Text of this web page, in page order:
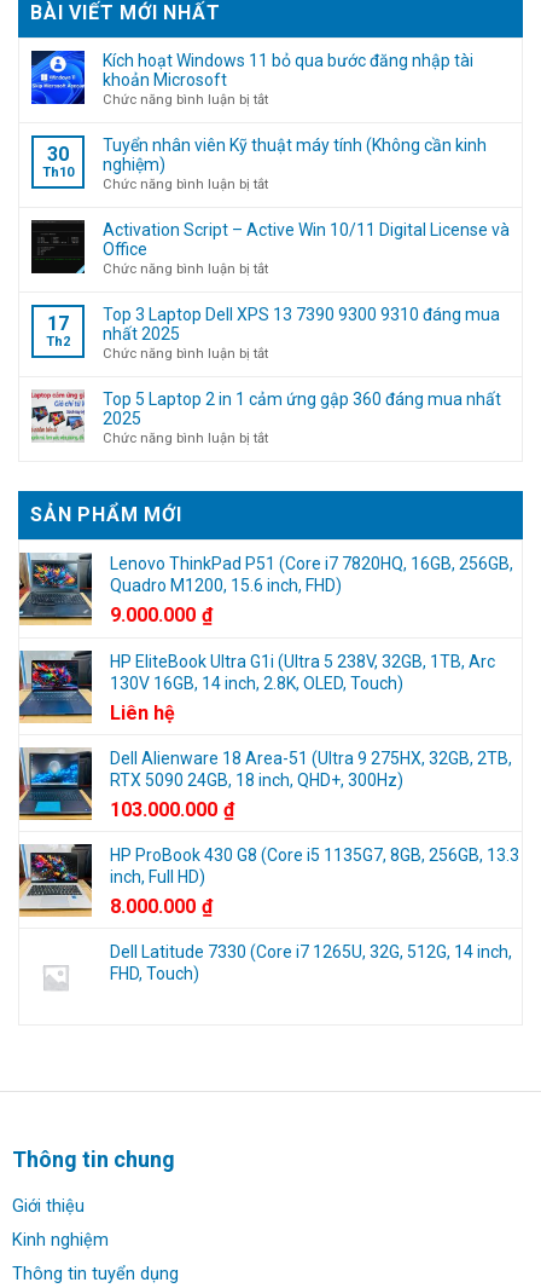
BÀI VIẾT MỚI NHẤT
Kích hoạt Windows 11 bỏ qua bước đăng nhập tài
khoản Microsoft
Chức năng bình luận bị tắtở
hoạt
11
qua
đăng
tài
khoản
30
Th10
Tuyển nhân viên Kỹ thuật máy tính (Không cần kinh
nghiệm)
Chức năng bình luận bị tắtở
nhân
Kỹ
máy
(Không
kinh
nghiệm)
Activation Script – Active Win 10/11 Digital License và
Office
Chức năng bình luận bị tắtở
Script
Active
10/11
License
17
Th2
Top 3 Laptop Dell XPS 13 7390 9300 9310 đáng mua
nhất 2025
Chức năng bình luận bị tắtở
3
Dell
9310
đáng
mua
Top 5 Laptop 2 in 1 cảm ứng gập 360 đáng mua nhất
2025
Chức năng bình luận bị tắtở
in
1
cảm
đáng
mua
SẢN PHẨM MỚI
Lenovo ThinkPad P51 (Core i7 7820HQ, 16GB, 256GB,
Quadro M1200, 15.6 inch, FHD)
9.000.000 ₫
HP EliteBook Ultra G1i (Ultra 5 238V, 32GB, 1TB, Arc
130V 16GB, 14 inch, 2.8K, OLED, Touch)
Liên hệ
Dell Alienware 18 Area-51 (Ultra 9 275HX, 32GB, 2TB,
RTX 5090 24GB, 18 inch, QHD+, 300Hz)
103.000.000 ₫
HP ProBook 430 G8 (Core i5 1135G7, 8GB, 256GB, 13.3
inch, Full HD)
8.000.000 ₫
Dell Latitude 7330 (Core i7 1265U, 32G, 512G, 14 inch,
FHD, Touch)
Thông tin chung
Giới thiệu
Kinh nghiệm
Thông tin tuyển dụng